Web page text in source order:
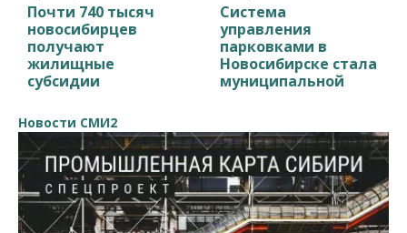
Почти 740 тысяч
новосибирцев
получают
жилищные
субсидии
Система
управления
парковками в
Новосибирске стала
муниципальной
Новости СМИ2